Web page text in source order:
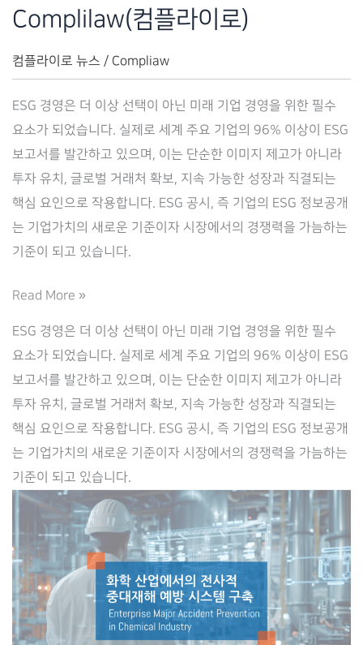
Complilaw(컴플라이로)
컴플라이로 뉴스 / Compliaw
ESG 경영은 더 이상 선택이 아닌 미래 기업 경영을 위한 필수
요소가 되었습니다. 실제로 세계 주요 기업의 96% 이상이 ESG
보고서를 발간하고 있으며, 이는 단순한 이미지 제고가 아니라
투자 유치, 글로벌 거래처 확보, 지속 가능한 성장과 직결되는
핵심 요인으로 작용합니다. ESG 공시, 즉 기업의 ESG 정보공개
는 기업가치의 새로운 기준이자 시장에서의 경쟁력을 가늠하는
기준이 되고 있습니다.
ESG
통
합
ESG
대
응
전
략
Read More »
ESG 경영은 더 이상 선택이 아닌 미래 기업 경영을 위한 필수
요소가 되었습니다. 실제로 세계 주요 기업의 96% 이상이 ESG
보고서를 발간하고 있으며, 이는 단순한 이미지 제고가 아니라
투자 유치, 글로벌 거래처 확보, 지속 가능한 성장과 직결되는
핵심 요인으로 작용합니다. ESG 공시, 즉 기업의 ESG 정보공개
는 기업가치의 새로운 기준이자 시장에서의 경쟁력을 가늠하는
기준이 되고 있습니다.